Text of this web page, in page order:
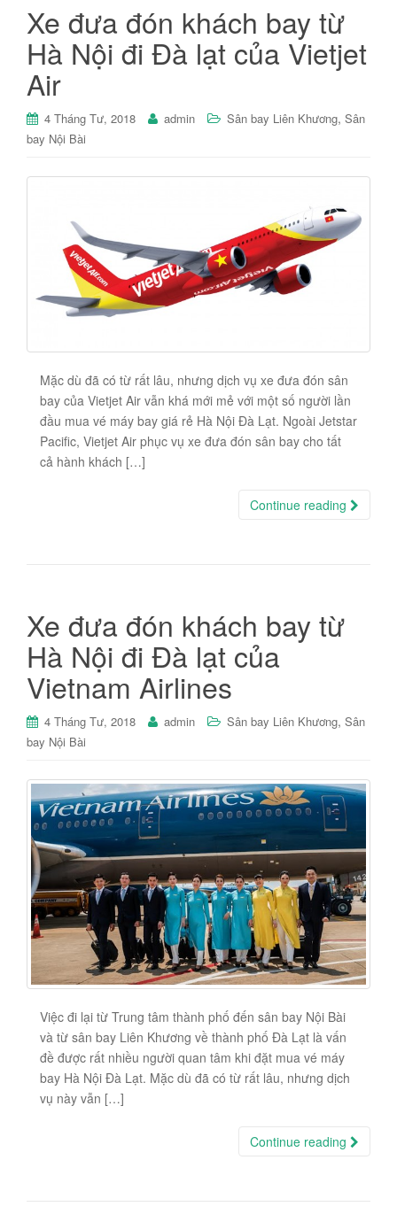
Xe đưa đón khách bay từ
Hà Nội đi Đà lạt của Vietjet
Air
4 Tháng Tư, 2018 admin Sân bay Liên Khương, Sân
bay Nội Bài
Mặc dù đã có từ rất lâu, nhưng dịch vụ xe đưa đón sân
bay của Vietjet Air vẫn khá mới mẻ với một số người lần
đầu mua vé máy bay giá rẻ Hà Nội Đà Lạt. Ngoài Jetstar
Pacific, Vietjet Air phục vụ xe đưa đón sân bay cho tất
cả hành khách […]
Continue reading
Xe đưa đón khách bay từ
Hà Nội đi Đà lạt của
Vietnam Airlines
4 Tháng Tư, 2018 admin Sân bay Liên Khương, Sân
bay Nội Bài
Việc đi lại từ Trung tâm thành phố đến sân bay Nội Bài
và từ sân bay Liên Khương về thành phố Đà Lạt là vấn
đề được rất nhiều người quan tâm khi đặt mua vé máy
bay Hà Nội Đà Lạt. Mặc dù đã có từ rất lâu, nhưng dịch
vụ này vẫn […]
Continue reading